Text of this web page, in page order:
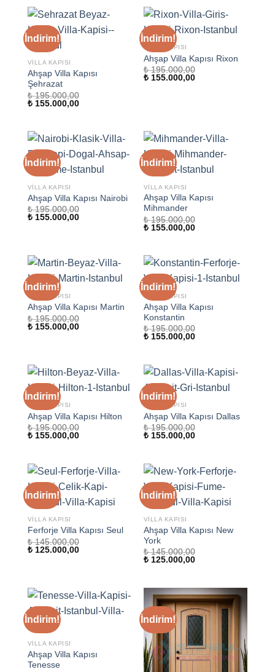
İndirim!
VILLA KAPISI
Ahşap Villa Kapısı
Şehrazat
₺195.000,00
Orijinal
₺155.000,00Şu
İndirim!
VILLA KAPISI
Ahşap Villa Kapısı Rixon
₺195.000,00
Orijinal
₺155.000,00Şu
İndirim!
VILLA KAPISI
Ahşap Villa Kapısı Nairobi
₺195.000,00
Orijinal
₺155.000,00Şu
İndirim!
VILLA KAPISI
Ahşap Villa Kapısı
Mihmander
₺195.000,00
Orijinal
₺155.000,00Şu
İndirim!
VILLA KAPISI
Ahşap Villa Kapısı Martin
₺195.000,00
Orijinal
₺155.000,00Şu
İndirim!
VILLA KAPISI
Ahşap Villa Kapısı
Konstantin
₺195.000,00
Orijinal
₺155.000,00Şu
İndirim!
VILLA KAPISI
Ahşap Villa Kapısı Hilton
₺195.000,00
Orijinal
₺155.000,00Şu
İndirim!
VILLA KAPISI
Ahşap Villa Kapısı Dallas
₺195.000,00
Orijinal
₺155.000,00Şu
İndirim!
VILLA KAPISI
Ferforje Villa Kapısı Seul
₺145.000,00
Orijinal
₺125.000,00Şu
İndirim!
VILLA KAPISI
Ahşap Villa Kapısı New
York
₺145.000,00
Orijinal
₺125.000,00Şu
İndirim!
VILLA KAPISI
Ahşap Villa Kapısı
Tenesse
İndirim!